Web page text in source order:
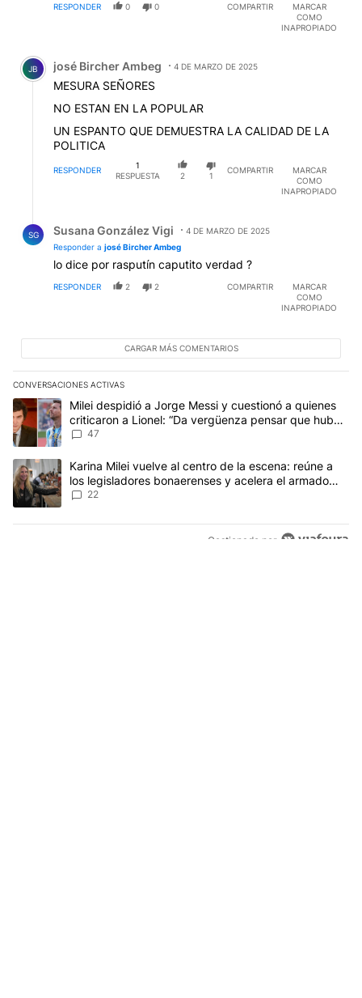
PERIODISMO DEL ESPECTACULO?
RESPONDER 0 0 COMPARTIR
MARCAR
COMO
INAPROPIADO
Comentario de josé Bircher Ambeg.
JB josé Bircher Ambeg 4 DE MARZO DE 2025
MESURA SEÑORES
NO ESTAN EN LA POPULAR
UN ESPANTO QUE DEMUESTRA LA CALIDAD DE LA
POLITICA
RESPONDER
1
RESPUESTA
2 1
COMPARTIR
MARCAR
COMO
INAPROPIADO
SG Susana González Vigi
4 DE MARZO DE 2025
Responder a josé Bircher Ambeg
lo dice por rasputín caputito verdad ?
RESPONDER 2 2 COMPARTIR
MARCAR
COMO
INAPROPIADO
CARGAR MÁS COMENTARIOS
CONVERSACIONES ACTIVAS
Este listado muestra los artículos con más comentarios en los
Un artículo de tendencia con el título "Milei despidió a Jorge
Milei despidió a Jorge Messi y cuestionó a quienes
criticaron a Lionel: “Da vergüenza pensar que hubo
anti-Messi”
47
Un artículo de tendencia con el título "Karina Milei vuelve al
Karina Milei vuelve al centro de la escena: reúne a
los legisladores bonaerenses y acelera el armado
para 2027
22
Gestionado por